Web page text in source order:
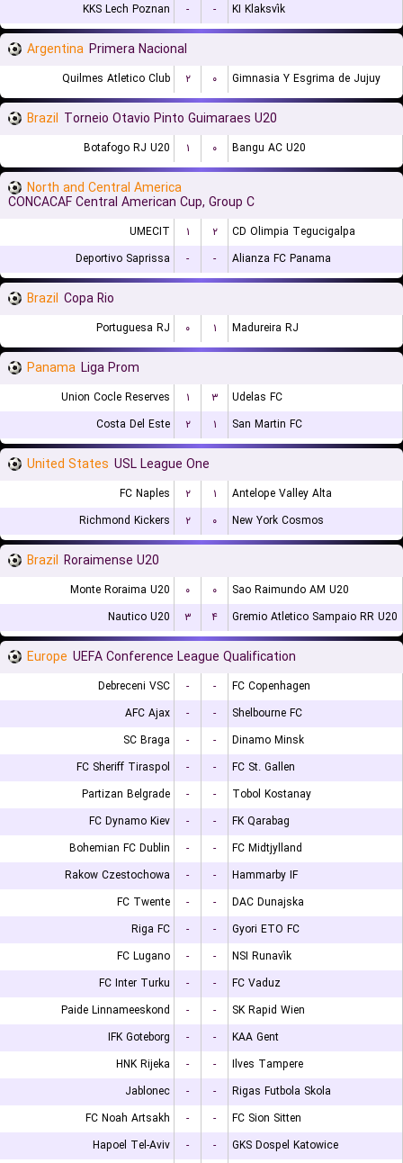
KKS Lech Poznan
- - KI Klaksvík
Argentina Primera Nacional
Quilmes Atletico Club ۲ ۰ Gimnasia Y Esgrima de Jujuy
Brazil Torneio Otavio Pinto Guimaraes U20
Botafogo RJ U20 ۱ ۰ Bangu AC U20
North and Central America
CONCACAF Central American Cup, Group C
UMECIT ۱ ۲
CD Olimpia Tegucigalpa
Deportivo Saprissa
- - Alianza FC Panama
Brazil Copa Rio
Portuguesa RJ ۰ ۱ Madureira RJ
Panama Liga Prom
Union Cocle Reserves ۱ ۳
Udelas FC
Costa Del Este
۲ ۱ San Martin FC
United States USL League One
FC Naples ۲ ۱
Antelope Valley Alta
Richmond Kickers
۲ ۰ New York Cosmos
Brazil Roraimense U20
Monte Roraima U20 ۰ ۰
Sao Raimundo AM U20
Nautico U20
۳ ۴ Gremio Atletico Sampaio RR U20
Europe UEFA Conference League Qualification
Debreceni VSC - -
FC Copenhagen
AFC Ajax
- -
Shelbourne FC
SC Braga
- -
Dinamo Minsk
FC Sheriff Tiraspol
- -
FC St. Gallen
Partizan Belgrade
- -
Tobol Kostanay
FC Dynamo Kiev
- -
FK Qarabag
Bohemian FC Dublin
- -
FC Midtjylland
Rakow Czestochowa
- -
Hammarby IF
FC Twente
- -
DAC Dunajska
Riga FC
- -
Gyori ETO FC
FC Lugano
- -
NSI Runavík
FC Inter Turku
- -
FC Vaduz
Paide Linnameeskond
- -
SK Rapid Wien
IFK Goteborg
- -
KAA Gent
HNK Rijeka
- -
Ilves Tampere
Jablonec
- -
Rigas Futbola Skola
FC Noah Artsakh
- -
FC Sion Sitten
Hapoel Tel-Aviv
- - GKS Dospel Katowice